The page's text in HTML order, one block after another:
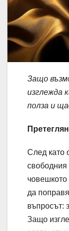
Защо
изглежда
полза и
След като
свободния
човешкото
да
въпросът:
Защо